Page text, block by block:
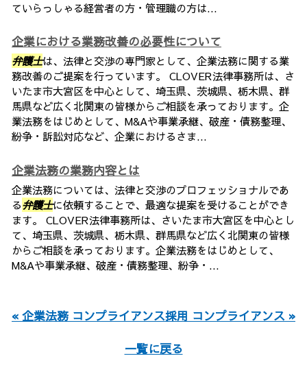
ていらっしゃる経営者の方・管理職の方は...
企業における業務改善の必要性について
弁護士は、法律と交渉の専門家として、企業法務に関する業
務改善のご提案を行っています。 CLOVER法律事務所は、さ
いたま市大宮区を中心として、埼玉県、茨城県、栃木県、群
馬県など広く北関東の皆様からご相談を承っております。企
業法務をはじめとして、M&Aや事業承継、破産・債務整理、
紛争・訴訟対応など、企業におけるさま...
企業法務の業務内容とは
企業法務については、法律と交渉のプロフェッショナルであ
る弁護士に依頼することで、最適な提案を受けることができ
ます。 CLOVER法律事務所は、さいたま市大宮区を中心とし
て、埼玉県、茨城県、栃木県、群馬県など広く北関東の皆様
からご相談を承っております。企業法務をはじめとして、
M&Aや事業承継、破産・債務整理、紛争・...
« 企業法務 コンプライアンス採用 コンプライアンス »
一覧に戻る